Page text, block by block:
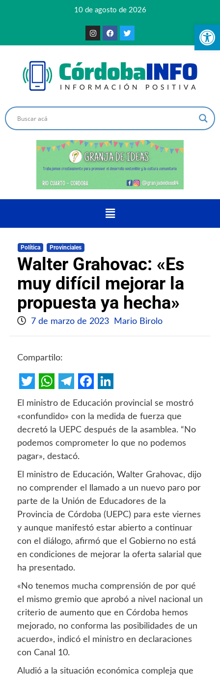
10 de agosto de 2026
Política Provinciales
Walter Grahovac: «Es
muy difícil mejorar la
propuesta ya hecha»
7 de marzo de 2023 Mario Birolo
Compartilo:
TwitterWhatsApp
Telegram
Facebook
LinkedIn
El ministro de Educación provincial se mostró
«confundido» con la medida de fuerza que
decretó la UEPC después de la asamblea. “No
podemos comprometer lo que no podemos
pagar», destacó.
El ministro de Educación, Walter Grahovac, dijo
no comprender el llamado a un nuevo paro por
parte de la Unión de Educadores de la
Provincia de Córdoba (UEPC) para este viernes
y aunque manifestó estar abierto a continuar
con el diálogo, afirmó que el Gobierno no está
en condiciones de mejorar la oferta salarial que
ha presentado.
«No tenemos mucha comprensión de por qué
el mismo gremio que aprobó a nivel nacional un
criterio de aumento que en Córdoba hemos
mejorado, no conforma las posibilidades de un
acuerdo», indicó el ministro en declaraciones
con Canal 10.
Aludió a la situación económica compleja que